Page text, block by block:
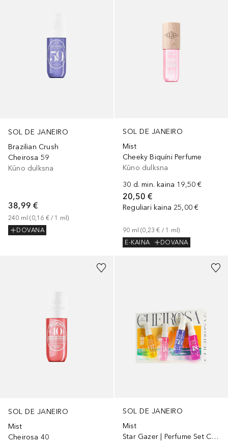
SOL DE JANEIRO
Brazilian Crush
Cheirosa 59
Kūno dulksna
38,99 €
240 ml (0,16 € / 1 ml)
DOVANA
SOL DE JANEIRO
Mist
Cheeky Biquíni Perfume
Kūno dulksna
30 d. min. kaina 19,50 €
20,50 €
Reguliari kaina 25,00 €
90 ml (0,23 € / 1 ml)
E-KAINA
DOVANA
SOL DE JANEIRO
Mist
Cheirosa 40
SOL DE JANEIRO
Mist
Star Gazer | Perfume Set Cheirosa Discovery